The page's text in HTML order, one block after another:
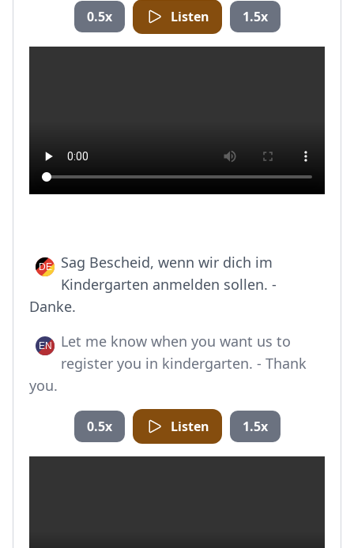
0.5x Listen 1.5x
Sag Bescheid, wenn wir dich im
Kindergarten anmelden sollen. -
Danke.
Let me know when you want us to
register you in kindergarten. - Thank
you.
0.5x Listen 1.5x